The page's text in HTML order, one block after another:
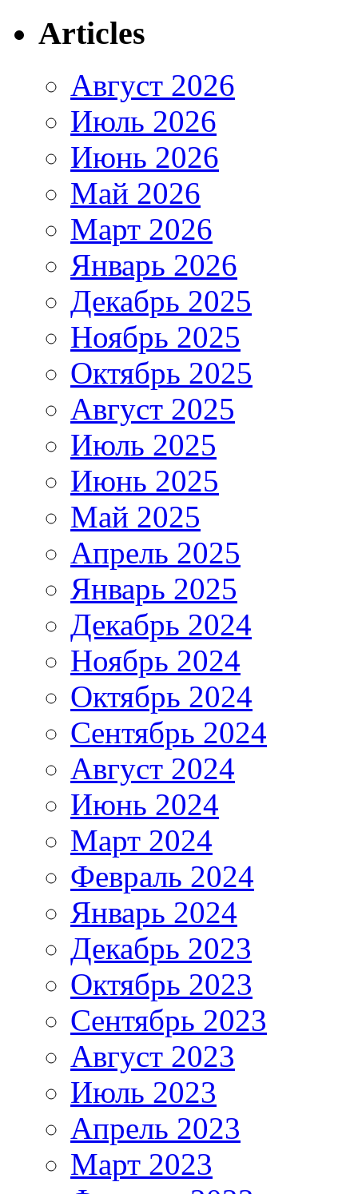
Articles
Август 2026
Июль 2026
Июнь 2026
Май 2026
Март 2026
Январь 2026
Декабрь 2025
Ноябрь 2025
Октябрь 2025
Август 2025
Июль 2025
Июнь 2025
Май 2025
Апрель 2025
Январь 2025
Декабрь 2024
Ноябрь 2024
Октябрь 2024
Сентябрь 2024
Август 2024
Июнь 2024
Март 2024
Февраль 2024
Январь 2024
Декабрь 2023
Октябрь 2023
Сентябрь 2023
Август 2023
Июль 2023
Апрель 2023
Март 2023